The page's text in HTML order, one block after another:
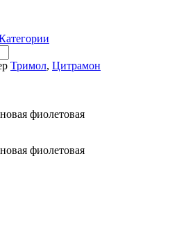
Тримол, Цитрамон
фиолетовая
фиолетовая